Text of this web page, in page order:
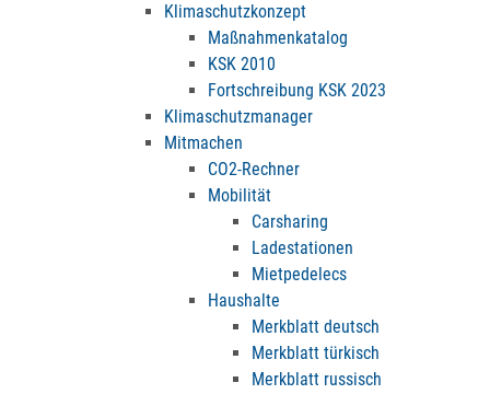
Klimaschutzkonzept
Maßnahmenkatalog
KSK 2010
Fortschreibung KSK 2023
Klimaschutzmanager
Mitmachen
CO2-Rechner
Mobilität
Carsharing
Ladestationen
Mietpedelecs
Haushalte
Merkblatt deutsch
Merkblatt türkisch
Merkblatt russisch